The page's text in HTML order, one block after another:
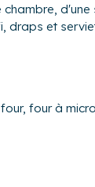
chambre, d'une
draps et
four à